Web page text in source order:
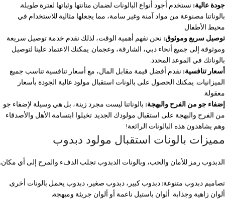
جودة عالية: نستخدم أجود أنواع البالونات لضمان متانتها وثباتها لفترة طويلة.
بالوناتنا مصنوعة من مواد آمنة وغير سامة، مما يجعلها مثالية للاستخدام في
محيط الأطفال.
توصيل سريع وموثوق: نحن نفهم أهمية الوقت، لذلك نقدم خدمة توصيل سريعة
وموثوقة إلى جميع أنحاء دبي، الشارقة، وعجمان. يمكنك الاعتماد علينا لتوصيل
بالوناتك في الموعد المحدد.
أسعار تنافسية: نقدم أفضل قيمة مقابل المال، مع أسعار تنافسية تناسب جميع
الميزانيات. يمكنك الحصول على بالونات استقبال مولود عالية الجودة بأسعار
معقولة.
إضفاء جو من الفرح والبهجة: بالوناتنا ليست مجرد زينة، بل هي وسيلة لإضفاء جو
من الفرح والبهجة على استقبال مولودك الجديد. تخيلوا ابتسامة الأهل والأصدقاء
وهم يشاهدون هذه البالونات الرائعة!
مميزات بالونات استقبال مولود دبدوب
الدبدوب رمز للأمان والحب، وبالونات الدبدوب تجلب الدفء والمرح إلى أي مكان.
تصاميم دبدوب متنوعة: دبدوب كبير، دبدوب صغير، دبدوب يحمل بالونات أخرى.
ألوان زاهية وجذابة: ألوان باستيل ناعمة أو ألوان جريئة ومبهجة.